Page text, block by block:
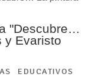
"Descubre…
y Evaristo
EDUCATIVOS